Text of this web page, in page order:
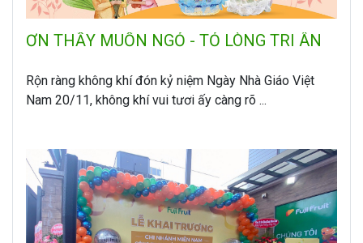
ƠN THẦY MUỐN NGỎ - TỎ LÒNG TRI ÂN
Rộn ràng không khí đón kỷ niệm Ngày Nhà Giáo Việt
Nam 20/11, không khí vui tươi ấy càng rõ ...